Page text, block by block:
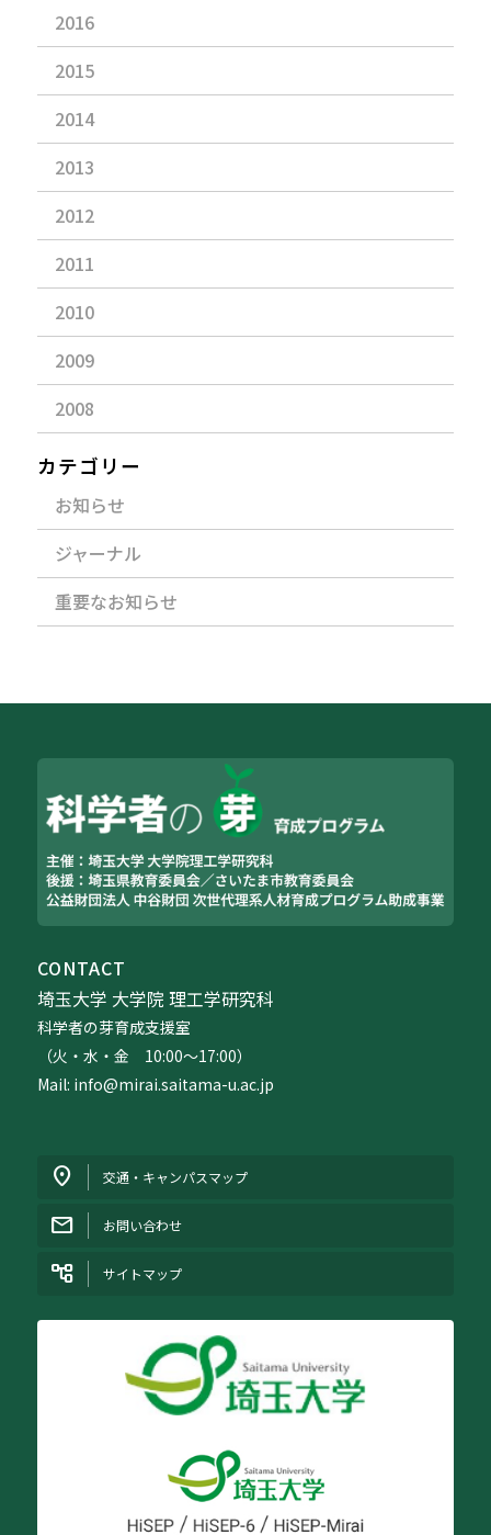
2016
2015
2014
2013
2012
2011
2010
2009
2008
カテゴリー
お知らせ
ジャーナル
重要なお知らせ
CONTACT
埼玉大学 大学院 理工学研究科
科学者の芽育成支援室
（火・水・金 10:00〜17:00）
Mail: info@mirai.saitama-u.ac.jp
交通・キャンパスマップ
お問い合わせ
サイトマップ